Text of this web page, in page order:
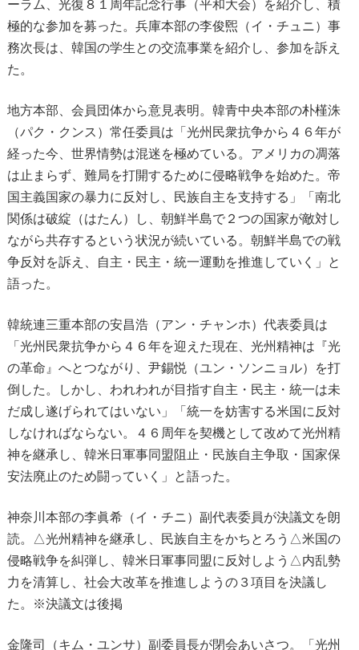
ーラム、光復８１周年記念行事（平和大会）を紹介し、積
極的な参加を募った。兵庫本部の李俊煕（イ・チュニ）事
務次長は、韓国の学生との交流事業を紹介し、参加を訴え
た。
地方本部、会員団体から意見表明。韓青中央本部の朴槿洙
（パク・クンス）常任委員は「光州民衆抗争から４６年が
経った今、世界情勢は混迷を極めている。アメリカの凋落
は止まらず、難局を打開するために侵略戦争を始めた。帝
国主義国家の暴力に反対し、民族自主を支持する」「南北
関係は破綻（はたん）し、朝鮮半島で２つの国家が敵対し
ながら共存するという状況が続いている。朝鮮半島での戦
争反対を訴え、自主・民主・統一運動を推進していく」と
語った。
韓統連三重本部の安昌浩（アン・チャンホ）代表委員は
「光州民衆抗争から４６年を迎えた現在、光州精神は『光
の革命』へとつながり、尹錫悦（ユン・ソンニョル）を打
倒した。しかし、われわれが目指す自主・民主・統一は未
だ成し遂げられてはいない」「統一を妨害する米国に反対
しなければならない。４６周年を契機として改めて光州精
神を継承し、韓米日軍事同盟阻止・民族自主争取・国家保
安法廃止のため闘っていく」と語った。
神奈川本部の李眞希（イ・チニ）副代表委員が決議文を朗
読。△光州精神を継承し、民族自主をかちとろう△米国の
侵略戦争を糾弾し、韓米日軍事同盟に反対しよう△内乱勢
力を清算し、社会大改革を推進しようの３項目を決議し
た。※決議文は後掲
金隆司（キム・ユンサ）副委員長が閉会あいさつ。「光州